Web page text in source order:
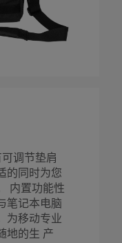
调节垫肩
的同时为您
内置功能性
笔记本电脑
为移动专业
地的生 产